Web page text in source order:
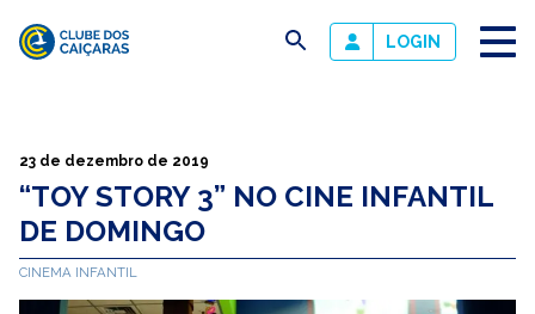
Caiçaras
busca LOGIN
23 de dezembro de 2019
“TOY STORY 3” NO CINE INFANTIL
DE DOMINGO
CINEMA INFANTIL